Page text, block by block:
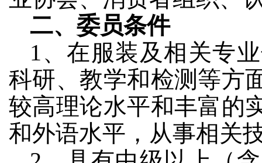
二、委员条件
1、在服装及相关专
科研、教学和检测等方
较高理论水平和丰富的
和外语水平，从事相关